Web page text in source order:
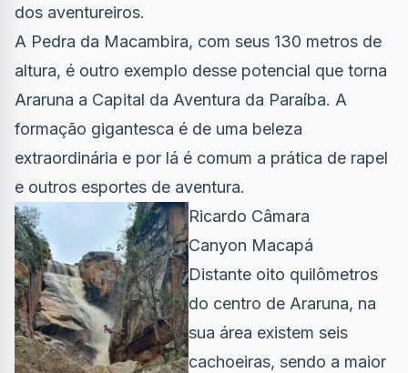
dos aventureiros.
A Pedra da Macambira, com seus 130 metros de
altura, é outro exemplo desse potencial que torna
Araruna a Capital da Aventura da Paraíba. A
formação gigantesca é de uma beleza
extraordinária e por lá é comum a prática de rapel
e outros esportes de aventura.
Ricardo Câmara
Canyon Macapá
Distante oito quilômetros
do centro de Araruna, na
sua área existem seis
cachoeiras, sendo a maior